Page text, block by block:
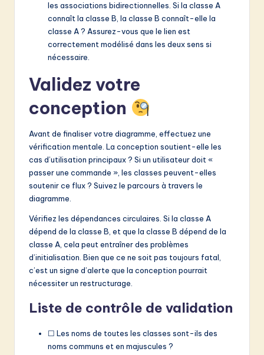
les associations bidirectionnelles. Si la classe A
connaît la classe B, la classe B connaît-elle la
classe A ? Assurez-vous que le lien est
correctement modélisé dans les deux sens si
nécessaire.
Validez votre
conception
Avant de finaliser votre diagramme, effectuez une
vérification mentale. La conception soutient-elle les
cas d’utilisation principaux ? Si un utilisateur doit «
passer une commande », les classes peuvent-elles
soutenir ce flux ? Suivez le parcours à travers le
diagramme.
Vérifiez les dépendances circulaires. Si la classe A
dépend de la classe B, et que la classe B dépend de la
classe A, cela peut entraîner des problèmes
d’initialisation. Bien que ce ne soit pas toujours fatal,
c’est un signe d’alerte que la conception pourrait
nécessiter un restructurage.
Liste de contrôle de validation
☐ Les noms de toutes les classes sont-ils des
noms communs et en majuscules ?